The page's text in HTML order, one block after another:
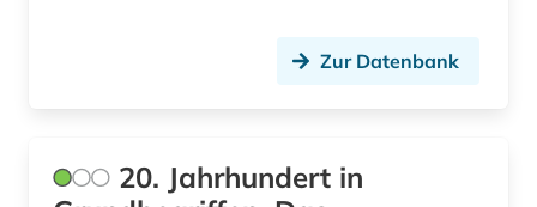
arnold, heinz ludwig | literaturwissenschaftler;
Palaestina (3)
Portugal (2)
Zur Datenbank
20. Jahrhundert in